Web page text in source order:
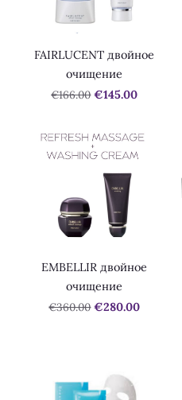
FAIRLUCENT двойное
очищение
€166.00 €145.00
EMBELLIR двойное
очищение
€360.00 €280.00